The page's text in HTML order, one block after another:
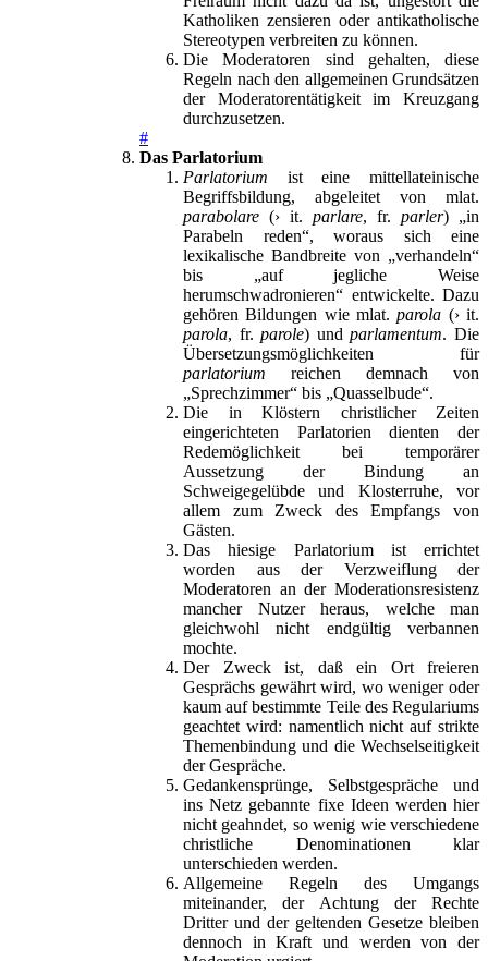
Katholiken zensieren oder antikatholische
Stereotypen verbreiten zu können.
Die Moderatoren sind gehalten, diese
Regeln nach den allgemeinen Grundsätzen
der Moderatorentätigkeit im Kreuzgang
durchzusetzen.
#
Das Parlatorium
Parlatorium ist eine mittellateinische
Begriffsbildung, abgeleitet von mlat.
parabolare (› it. parlare, fr. parler) „in
Parabeln reden“, woraus sich eine
lexikalische Bandbreite von „verhandeln“
bis „auf jegliche Weise
herumschwadronieren“ entwickelte. Dazu
gehören Bildungen wie mlat.parola (› it.
parola, fr.parole) undparlamentum. Die
Übersetzungsmöglichkeiten für
parlatorium reichen demnach von
„Sprechzimmer“ bis „Quasselbude“.
Die in Klöstern christlicher Zeiten
eingerichteten Parlatorien dienten der
Redemöglichkeit bei temporärer
Aussetzung der Bindung an
Schweigegelübde und Klosterruhe, vor
allem zum Zweck des Empfangs von
Gästen.
Das hiesige Parlatorium ist errichtet
worden aus der Verzweiflung der
Moderatoren an der Moderationsresistenz
mancher Nutzer heraus, welche man
gleichwohl nicht endgültig verbannen
mochte.
Der Zweck ist, daß ein Ort freieren
Gesprächs gewährt wird, wo weniger oder
kaum auf bestimmte Teile des Regulariums
geachtet wird: namentlich nicht auf strikte
Themenbindung und die Wechselseitigkeit
der Gespräche.
Gedankensprünge, Selbstgespräche und
ins Netz gebannte fixe Ideen werden hier
nicht geahndet, so wenig wie verschiedene
christliche Denominationen klar
unterschieden werden.
Allgemeine Regeln des Umgangs
miteinander, der Achtung der Rechte
Dritter und der geltenden Gesetze bleiben
dennoch in Kraft und werden von der